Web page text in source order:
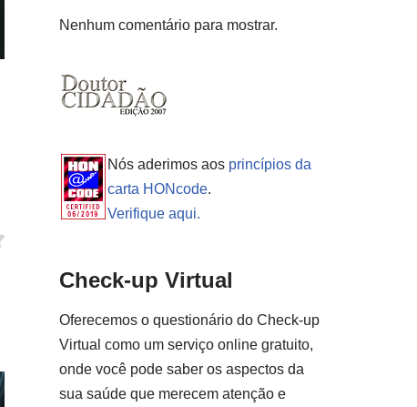
Nenhum comentário para mostrar.
Nós aderimos aos princípios da
carta HONcode.
Verifique aqui.
Check-up Virtual
Oferecemos o questionário do Check-up
Virtual como um serviço online gratuito,
onde você pode saber os aspectos da
sua saúde que merecem atenção e